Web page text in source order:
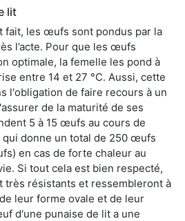
lit
fait, les œufs sont pondus par la
l’acte. Pour que les œufs
optimale, la femelle les pond à
entre 14 et 27 °C. Aussi, cette
l'obligation de faire recours à un
de la maturité de ses
5 à 15 œufs au cours de
donne un total de 250 œufs
en cas de forte chaleur au
Si tout cela est bien respecté,
résistants et ressembleront à
leur forme ovale et de leur
d'une punaise de lit a une